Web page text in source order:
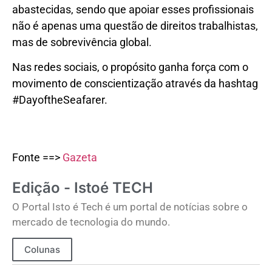
abastecidas, sendo que apoiar esses profissionais
não é apenas uma questão de direitos trabalhistas,
mas de sobrevivência global.
Nas redes sociais, o propósito ganha força com o
movimento de conscientização através da hashtag
#DayoftheSeafarer.
Fonte ==> Gazeta
Edição - Istoé TECH
O Portal Isto é Tech é um portal de notícias sobre o
mercado de tecnologia do mundo.
Colunas